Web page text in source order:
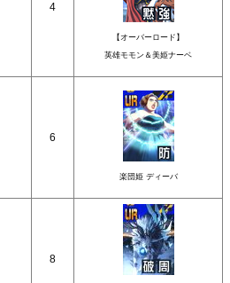
4
【オーバーロード】
英雄モモン＆美姫ナーベ
6
楽団姫 ディーバ
8